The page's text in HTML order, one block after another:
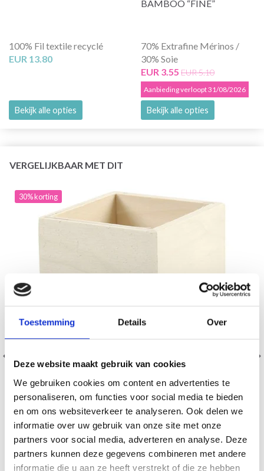
Toestemming Details Over
Deze website maakt gebruik van cookies
We gebruiken cookies om content en advertenties te
personaliseren, om functies voor social media te bieden
en om ons websiteverkeer te analyseren. Ook delen we
informatie over uw gebruik van onze site met onze
partners voor social media, adverteren en analyse. Deze
partners kunnen deze gegevens combineren met andere
informatie die u aan ze heeft verstrekt of die ze hebben
100% Fil textile recyclé
EUR 13.80
Bekijk alle opties
BAMBOO “FINE”
70% Extrafine Mérinos /
30% Soie
EUR 3.55 EUR 5.10
Aanbieding verloopt 31/08/2026
Bekijk alle opties
VERGELIJKBAAR MET DIT
30% korting
PENNENHOUDER 9,5X7,5 CM
EUR 1.60 EUR 2.30